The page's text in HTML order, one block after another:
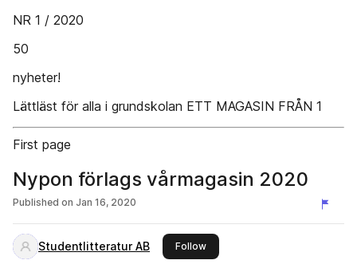
NR 1 / 2020
50
nyheter!
Lättläst för alla i grundskolan ETT MAGASIN FRÅN 1
First page
Nypon förlags vårmagasin 2020
Published on Jan 16, 2020
Studentlitteratur AB Followthis publisher